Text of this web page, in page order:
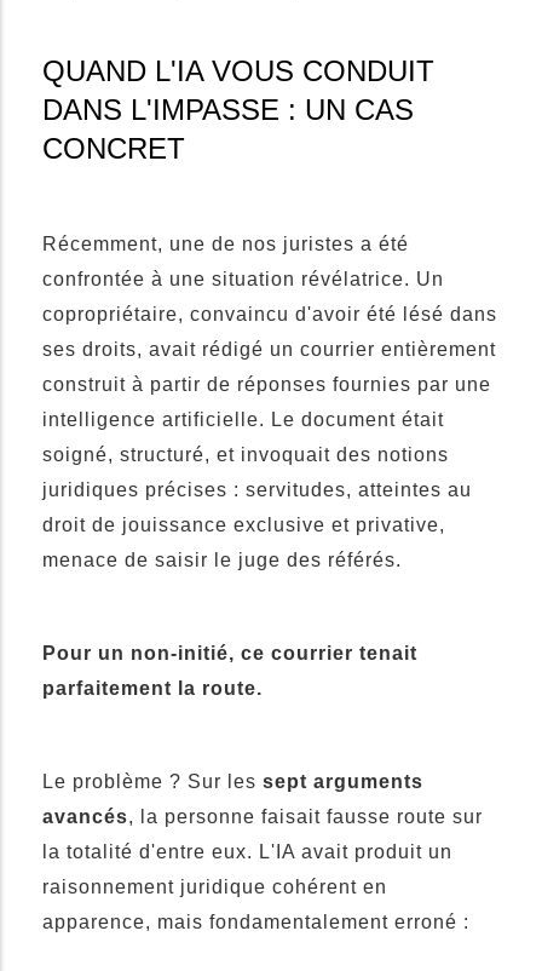
QUAND L'IA VOUS CONDUIT
DANS L'IMPASSE : UN CAS
CONCRET
Récemment, une de nos juristes a été
confrontée à une situation révélatrice. Un
copropriétaire, convaincu d'avoir été lésé dans
ses droits, avait rédigé un courrier entièrement
construit à partir de réponses fournies par une
intelligence artificielle. Le document était
soigné, structuré, et invoquait des notions
juridiques précises : servitudes, atteintes au
droit de jouissance exclusive et privative,
menace de saisir le juge des référés.
Pour un non-initié, ce courrier tenait
parfaitement la route.
Le problème ? Sur les sept arguments
avancés, la personne faisait fausse route sur
la totalité d'entre eux. L'IA avait produit un
raisonnement juridique cohérent en
apparence, mais fondamentalement erroné :